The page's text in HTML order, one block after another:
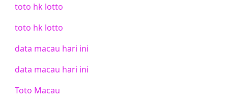
toto hk lotto
toto hk lotto
data macau hari ini
data macau hari ini
Toto Macau